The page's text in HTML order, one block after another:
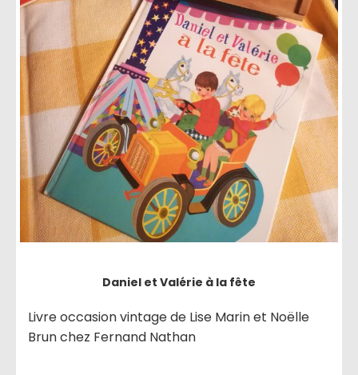
Daniel et Valérie à la fête
Livre occasion vintage de Lise Marin et Noëlle
Brun chez Fernand Nathan